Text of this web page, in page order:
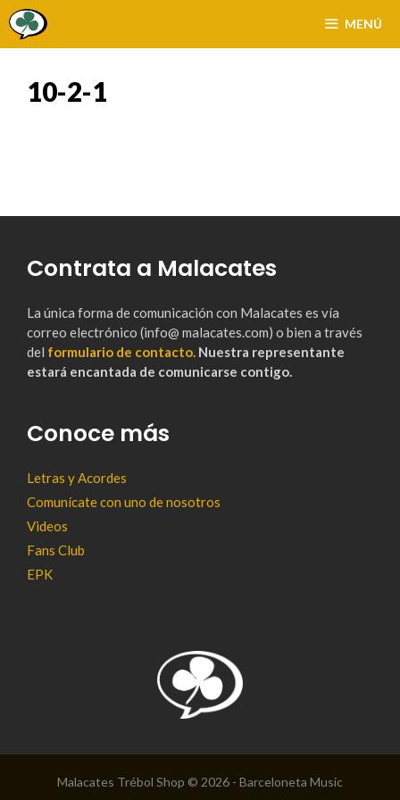
Saltar
MENÚ
10-2-1
Contrata a Malacates
La única forma de comunicación con Malacates es vía
correo electrónico (info@ malacates.com) o bien a través
del formulario de contacto. Nuestra representante
estará encantada de comunicarse contigo.
Conoce más
Letras y Acordes
Comunícate con uno de nosotros
Videos
Fans Club
EPK
Malacates Trébol Shop © 2026 - Barceloneta Music